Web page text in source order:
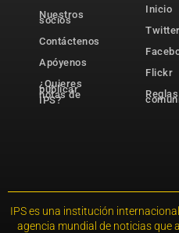
Nuestros
socios
Contáctenos
Apóyenos
¿Quieres
publicar
notas de
IPS?
Inicio
Twitter
Flickr
IPS es una institución
agencia mundial de noticias que